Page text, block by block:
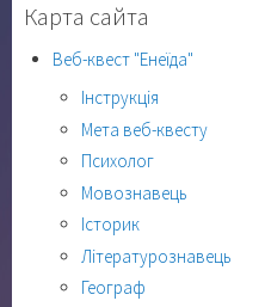
Карта сайта
Веб-квест "Енеїда"
Інструкція
Мета веб-квесту
Психолог
Мовознавець
Історик
Літературознавець
Географ